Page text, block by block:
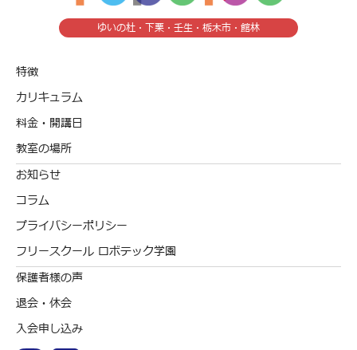
ゆいの杜・下栗・壬生・栃木市・館林
特徴
カリキュラム
料金・開講日
教室の場所
お知らせ
コラム
プライバシーポリシー
フリースクール ロボテック学園
保護者様の声
退会・休会
入会申し込み